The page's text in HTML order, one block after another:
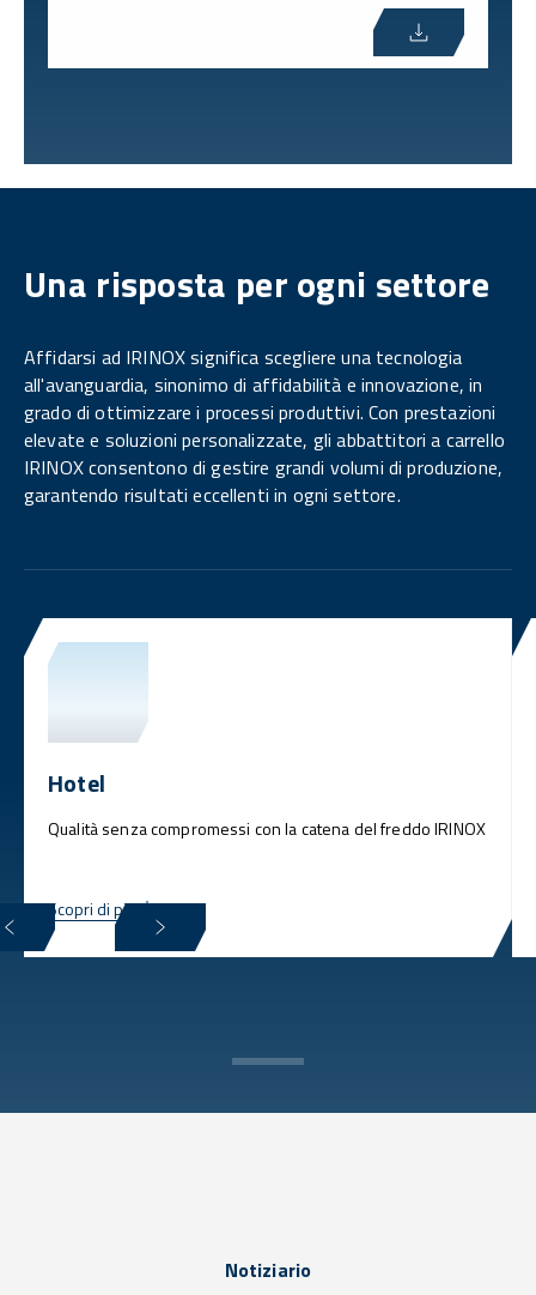
Una risposta per ogni settore
Affidarsi ad IRINOX significa scegliere una tecnologia
all'avanguardia, sinonimo di affidabilità e innovazione, in
grado di ottimizzare i processi produttivi. Con prestazioni
elevate e soluzioni personalizzate, gli abbattitori a carrello
IRINOX consentono di gestire grandi volumi di produzione,
garantendo risultati eccellenti in ogni settore.
Hotel
Qualità senza compromessi con la catena del freddo IRINOX
Scopri di più
Notiziario